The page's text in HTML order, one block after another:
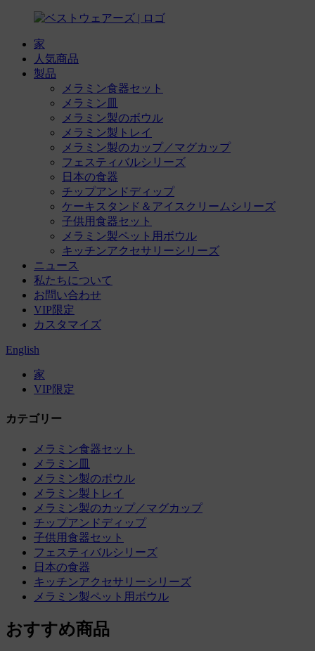
家
人気商品
製品
メラミン食器セット
メラミン皿
メラミン製のボウル
メラミン製トレイ
メラミン製のカップ／マグカップ
フェスティバルシリーズ
日本の食器
チップアンドディップ
ケーキスタンド＆アイスクリームシリーズ
子供用食器セット
メラミン製ペット用ボウル
キッチンアクセサリーシリーズ
ニュース
私たちについて
お問い合わせ
VIP限定
カスタマイズ
English
家
VIP限定
カテゴリー
メラミン食器セット
メラミン皿
メラミン製のボウル
メラミン製トレイ
メラミン製のカップ／マグカップ
チップアンドディップ
子供用食器セット
フェスティバルシリーズ
日本の食器
キッチンアクセサリーシリーズ
メラミン製ペット用ボウル
おすすめ商品